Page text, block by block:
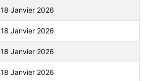
18 Janvier 2026
18 Janvier 2026
18 Janvier 2026
18 Janvier 2026